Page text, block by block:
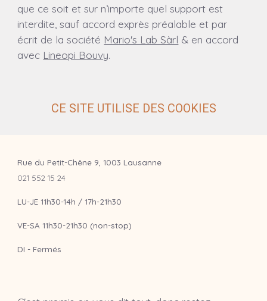
que ce soit et sur n’importe quel support est
interdite, sauf accord exprès préalable et par
écrit de la société Mario's Lab Sàrl & en accord
avec Lineopi Bouvy.
CE SITE UTILISE DES COOKIES
Rue du Petit-Chêne 9, 1003 Lausanne
021 552 15 24
LU-JE 11h30-14h / 17h-21h30
VE-SA 11h30-21h30 (non-stop)
DI - Fermés